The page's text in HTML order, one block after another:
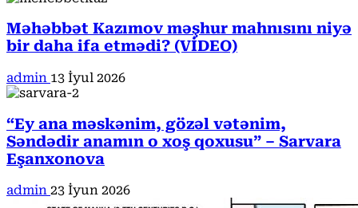
Məhəbbət Kazımov məşhur mahnısını niyə
bir daha ifa etmədi? (VİDEO)
admin 13 İyul 2026
“Ey ana məskənim, gözəl vətənim,
Səndədir anamın o xoş qoxusu” – Sarvara
Eşanxonova
admin 23 İyun 2026